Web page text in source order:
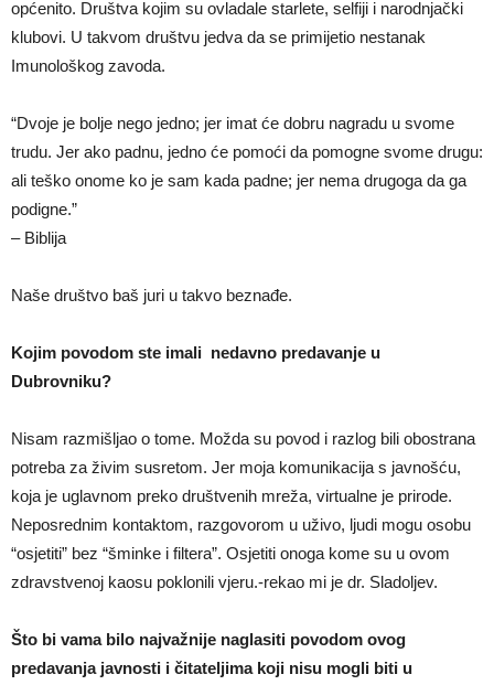
općenito. Društva kojim su ovladale starlete, selfiji i narodnjački
klubovi. U takvom društvu jedva da se primijetio nestanak
Imunološkog zavoda.
“Dvoje je bolje nego jedno; jer imat će dobru nagradu u svome
trudu. Jer ako padnu, jedno će pomoći da pomogne svome drugu:
ali teško onome ko je sam kada padne; jer nema drugoga da ga
podigne.”
– Biblija
Naše društvo baš juri u takvo beznađe.
Kojim povodom ste imali nedavno predavanje u
Dubrovniku?
Nisam razmišljao o tome. Možda su povod i razlog bili obostrana
potreba za živim susretom. Jer moja komunikacija s javnošću,
koja je uglavnom preko društvenih mreža, virtualne je prirode.
Neposrednim kontaktom, razgovorom u uživo, ljudi mogu osobu
“osjetiti” bez “šminke i filtera”. Osjetiti onoga kome su u ovom
zdravstvenoj kaosu poklonili vjeru.-rekao mi je dr. Sladoljev.
Što bi vama bilo najvažnije naglasiti povodom ovog
predavanja javnosti i čitateljima koji nisu mogli biti u